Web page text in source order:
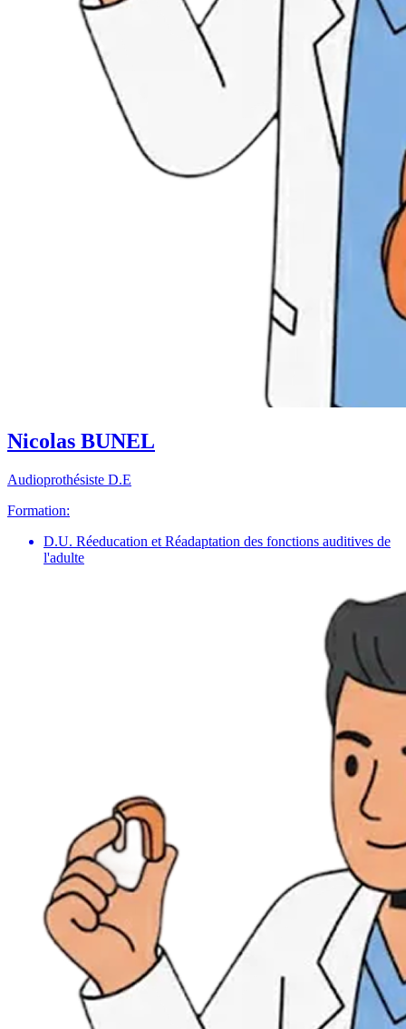
Nicolas BUNEL
Audioprothésiste D.E
Formation:
D.U. Réeducation et Réadaptation des fonctions auditives de
l'adulte